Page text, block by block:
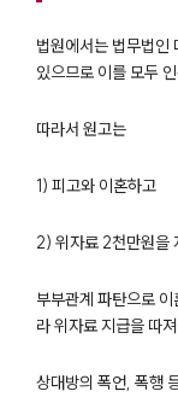
법원에서는 법무법인
있으므로 이를 모두
따라서 원고는
1) 피고와 이혼하고
2) 위자료 2천만원을
부부관계 파탄으로
라 위자료 지급을 따
상대방의 폭언, 폭행